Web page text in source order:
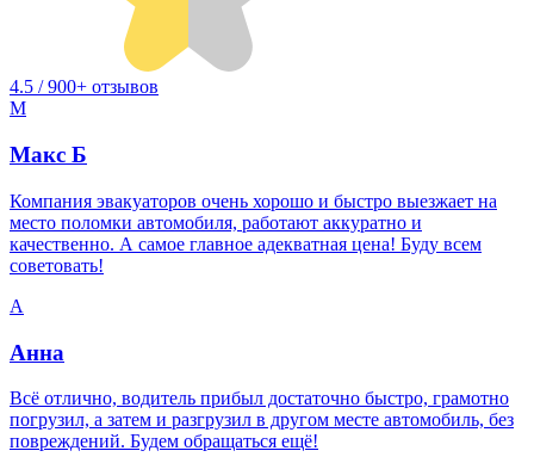
4.5 / 900+ отзывов
М
Макс Б
Компания эвакуаторов очень хорошо и быстро выезжает на
место поломки автомобиля, работают аккуратно и
качественно. А самое главное адекватная цена! Буду всем
советовать!
А
Анна
Всё отлично, водитель прибыл достаточно быстро, грамотно
погрузил, а затем и разгрузил в другом месте автомобиль, без
повреждений. Будем обращаться ещё!